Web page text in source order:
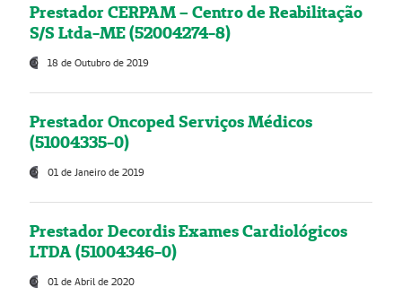
Prestador CERPAM – Centro de Reabilitação
S/S Ltda-ME (52004274-8)
18 de Outubro de 2019
Prestador Oncoped Serviços Médicos
(51004335-0)
01 de Janeiro de 2019
Prestador Decordis Exames Cardiológicos
LTDA (51004346-0)
01 de Abril de 2020